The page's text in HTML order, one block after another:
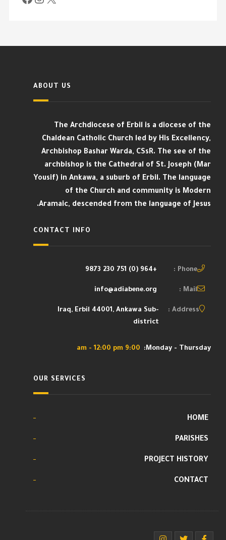
ABOUT US
The Archdiocese of Erbil is a diocese of the
Chaldean Catholic Church led by His Excellency,
Archbishop Bashar Warda, CSsR. The see of the
archbishop is the Cathedral of St. Joseph (Mar
Yousif) in Ankawa, a suburb of Erbil. The language
of the Church and community is Modern
Aramaic, descended from the language of Jesus.
CONTACT INFO
Phone :
+964 (0) 751 230 9873
Mail :
info@adiabene.org
Address :
Iraq, Erbil 44001, Ankawa Sub-
district
Monday - Thursday:
9:00 am - 12:00 pm
OUR SERVICES
HOME
PARISHES
PROJECT HISTORY
CONTACT